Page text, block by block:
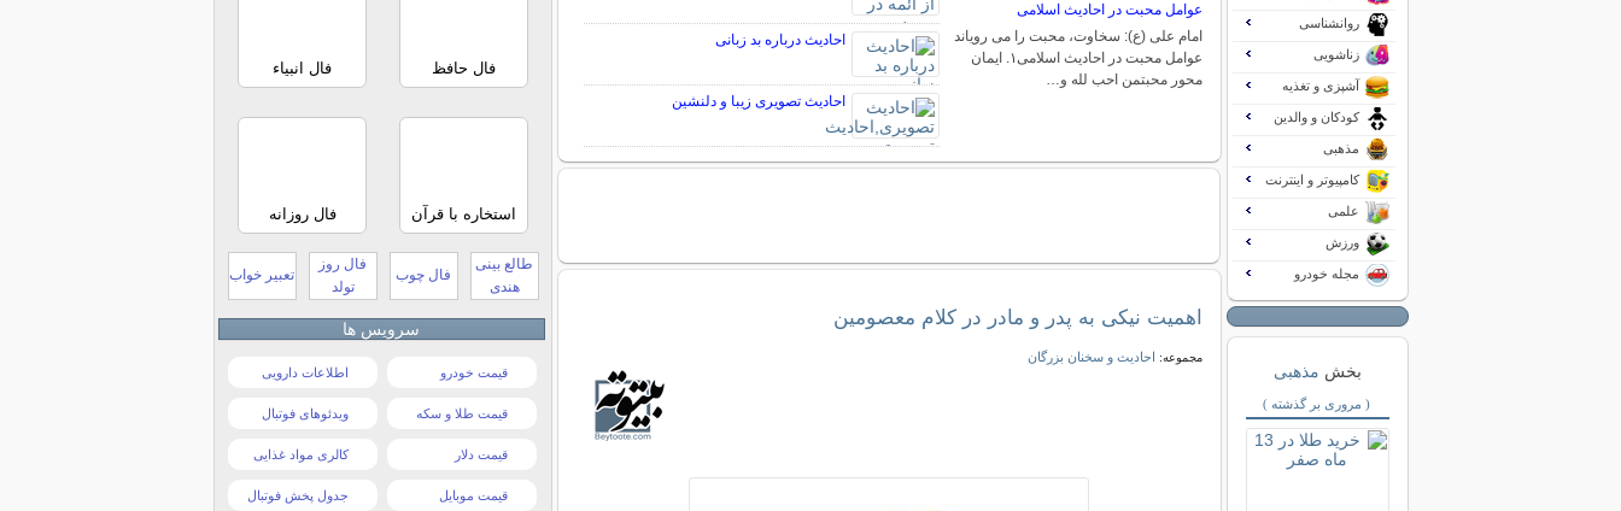
عوامل محبت در احادیث اسلامى
امام علی (ع): سخاوت، محبت را مى رویاند
عوامل محبت در احادیث اسلامى۱. ایمان
محور محبتمن احب لله و…
احادیث درباره بد زبانی
احادیث تصویری زیبا و دلنشین
اهمیت نیکی به پدر و مادر در کلام معصومین
مجموعه: احادیث و سخنان بزرگان
روانشناسی
زناشویی
آشپزی و تغذیه
کودکان و والدین
مذهبی
کامپیوتر و اینترنت
علمی
ورزش
مجله خودرو
بخش مذهبی
( مروری بر گذشته )
فال حافظ فال انبیاء
استخاره با قرآن فال روزانه
طالع بینی
هندی
فال چوب
فال روز
تولد
تعبیر خواب
سرویس ها
قیمت خودرو اطلاعات دارویی
قیمت طلا و سکه ویدئوهای فوتبال
قیمت دلار کالری مواد غذایی
قیمت موبایل جدول پخش فوتبال